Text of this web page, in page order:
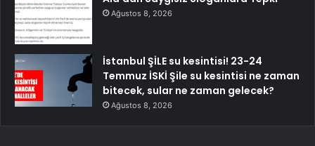
Ağustos 8, 2026
İstanbul ŞİLE su kesintisi! 23-24
Temmuz İSKİ Şile su kesintisi ne zaman
bitecek, sular ne zaman gelecek?
Ağustos 8, 2026